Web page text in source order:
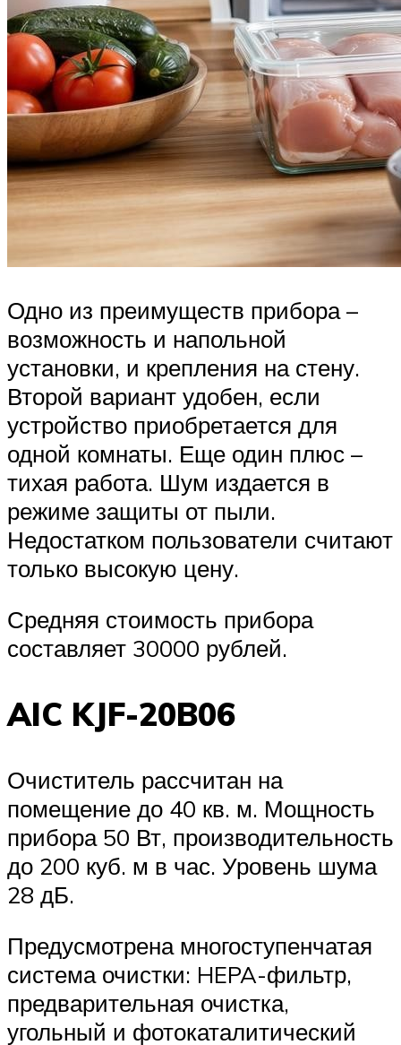
Одно из преимуществ прибора –
возможность и напольной
установки, и крепления на стену.
Второй вариант удобен, если
устройство приобретается для
одной комнаты. Еще один плюс –
тихая работа. Шум издается в
режиме защиты от пыли.
Недостатком пользователи считают
только высокую цену.
Средняя стоимость прибора
составляет 30000 рублей.
AIC KJF-20B06
Очиститель рассчитан на
помещение до 40 кв. м. Мощность
прибора 50 Вт, производительность
до 200 куб. м в час. Уровень шума
28 дБ.
Предусмотрена многоступенчатая
система очистки: HEPA-фильтр,
предварительная очистка,
угольный и фотокаталитический